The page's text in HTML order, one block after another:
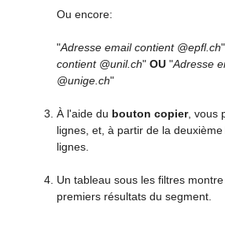
Ou encore:
"Adresse email contient @epfl.ch"
contient @unil.ch" OU "Adresse
@unige.ch"
À l'aide du bouton copier, vous
lignes, et, à partir de la
lignes.
Un tableau sous les filtres
premiers résultats du segment.